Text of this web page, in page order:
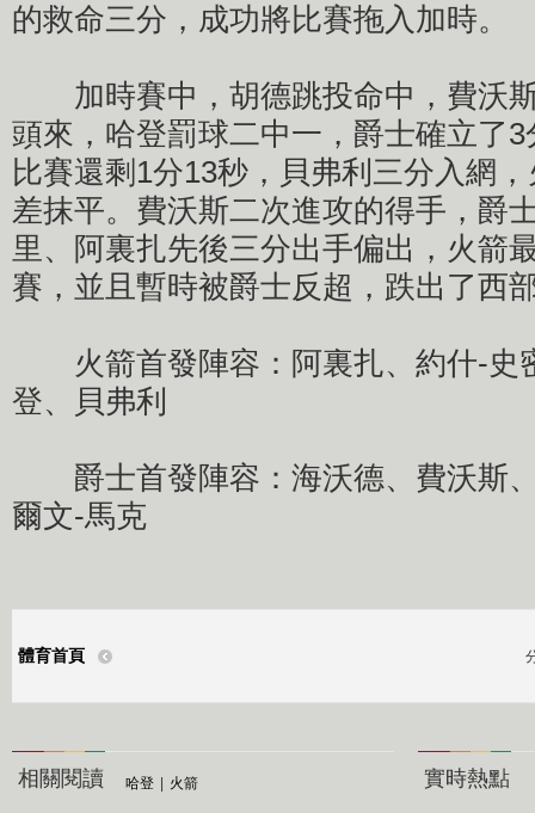
的救命三分，成功將比賽拖入加時。
加時賽中，胡德跳投命中，費沃
頭來，哈登罰球二中一，爵士確立了
比賽還剩1分13秒，貝弗利三分入網
差抹平。費沃斯二次進攻的得手，爵
里、阿裏扎先後三分出手偏出，火箭
賽，並且暫時被爵士反超，跌出了西
火箭首發陣容：阿裏扎、約什-史
登、貝弗利
爵士首發陣容：海沃德、費沃斯
爾文-馬克
體育首頁
相關閱讀 哈登 火箭 實時熱點